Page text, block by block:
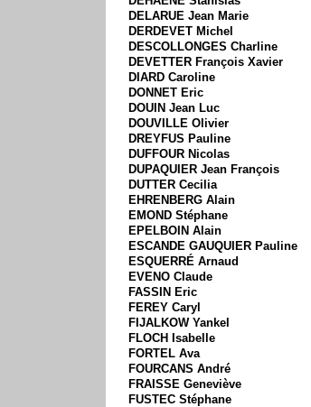
DELARUE Jean Marie
DERDEVET Michel
DESCOLLONGES Charline
DEVETTER François Xavier
DIARD Caroline
DONNET Eric
DOUIN Jean Luc
DOUVILLE Olivier
DREYFUS Pauline
DUFFOUR Nicolas
DUPAQUIER Jean François
DUTTER Cecilia
EHRENBERG Alain
EMOND Stéphane
EPELBOIN Alain
ESCANDE GAUQUIER Pauline
ESQUERRÉ Arnaud
EVENO Claude
FASSIN Eric
FEREY Caryl
FIJALKOW Yankel
FLOCH Isabelle
FORTEL Ava
FOURCANS André
FRAISSE Geneviève
FUSTEC Stéphane